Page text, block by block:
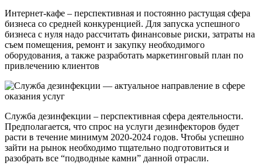
Интернет-кафе – перспективная и постоянно растущая сфера
бизнеса со средней конкуренцией. Для запуска успешного
бизнеса с нуля надо рассчитать финансовые риски, затраты на
съем помещения, ремонт и закупку необходимого
оборудования, а также разработать маркетинговый план по
привлечению клиентов
Служба дезинфекции – перспективная сфера деятельности.
Предполагается, что спрос на услуги дезинфекторов будет
расти в течение минимум 2020-2024 годов. Чтобы успешно
зайти на рынок необходимо тщательно подготовиться и
разобрать все “подводные камни” данной отрасли.